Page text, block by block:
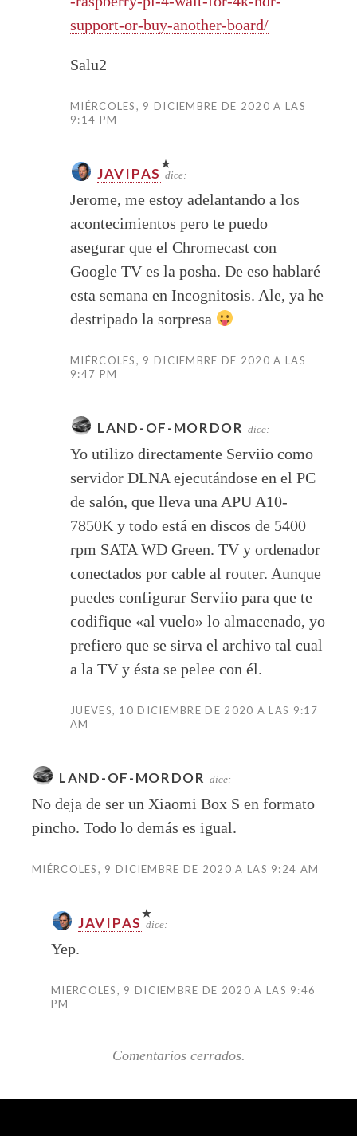
support-or-buy-another-board/
Salu2
MIÉRCOLES, 9 DICIEMBRE DE 2020 A LAS
9:14 PM
JAVIPAS dice:
Jerome, me estoy adelantando a los
acontecimientos pero te puedo
asegurar que el Chromecast con
Google TV es la posha. De eso hablaré
esta semana en Incognitosis. Ale, ya he
destripado la sorpresa
MIÉRCOLES, 9 DICIEMBRE DE 2020 A LAS
9:47 PM
LAND-OF-MORDOR dice:
Yo utilizo directamente Serviio como
servidor DLNA ejecutándose en el PC
de salón, que lleva una APU A10-
7850K y todo está en discos de 5400
rpm SATA WD Green. TV y ordenador
conectados por cable al router. Aunque
puedes configurar Serviio para que te
codifique «al vuelo» lo almacenado, yo
prefiero que se sirva el archivo tal cual
a la TV y ésta se pelee con él.
JUEVES, 10 DICIEMBRE DE 2020 A LAS 9:17
AM
LAND-OF-MORDOR dice:
No deja de ser un Xiaomi Box S en formato
pincho. Todo lo demás es igual.
MIÉRCOLES, 9 DICIEMBRE DE 2020 A LAS 9:24 AM
JAVIPAS dice:
Yep.
MIÉRCOLES, 9 DICIEMBRE DE 2020 A LAS 9:46
PM
Comentarios cerrados.